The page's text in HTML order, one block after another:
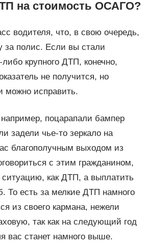
на стоимость ОСАГО?
водителя, что, в свою очередь,
за полис. Если вы стали
либо крупного ДТП, конечно,
не получится, но
можно исправить.
поцарапали бампер
задели чье-то зеркало на
благополучным выходом из
с этим гражданином,
как ДТП, а выплатить
То есть за мелкие ДТП намного
из своего кармана, нежели
так как на следующий год
вас станет намного выше.